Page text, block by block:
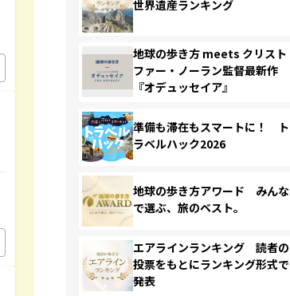
世界遺産ランキング
地球の歩き方 meets クリスト
ファー・ノーラン監督最新作
『オデュッセイア』
準備も滞在もスマートに！ ト
ラベルハック2026
地球の歩き方アワード みんな
で選ぶ、旅のベスト。
エアラインランキング 読者の
投票をもとにランキング形式で
発表